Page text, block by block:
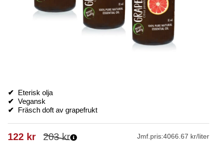
✔
Eterisk olja
✔ Vegansk
✔ Fräsch doft av grapefrukt
203kr
122 kr Jmf.pris:4066.67 kr/liter